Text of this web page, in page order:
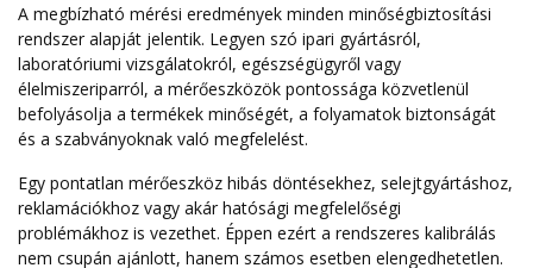
A megbízható mérési eredmények minden minőségbiztosítási
rendszer alapját jelentik. Legyen szó ipari gyártásról,
laboratóriumi vizsgálatokról, egészségügyről vagy
élelmiszeriparról, a mérőeszközök pontossága közvetlenül
befolyásolja a termékek minőségét, a folyamatok biztonságát
és a szabványoknak való megfelelést.
Egy pontatlan mérőeszköz hibás döntésekhez, selejtgyártáshoz,
reklamációkhoz vagy akár hatósági megfelelőségi
problémákhoz is vezethet. Éppen ezért a rendszeres kalibrálás
nem csupán ajánlott, hanem számos esetben elengedhetetlen.